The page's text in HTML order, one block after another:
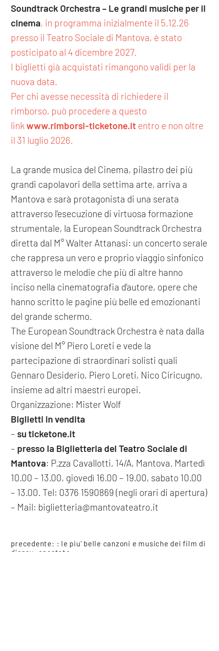
Soundtrack Orchestra – Le grandi musiche per il
cinema, in programma inizialmente il 5.12.26
presso il Teatro Sociale di Mantova, è stato
posticipato al 4 dicembre 2027.
I biglietti già acquistati rimangono validi per la
nuova data.
Per chi avesse necessità di richiedere il
rimborso, può procedere a questo
linkwww.rimborsi-ticketone.it entro e non oltre
il 31 luglio 2026.
La grande musica del Cinema, pilastro dei più
grandi capolavori della settima arte, arriva a
Mantova e sarà protagonista di una serata
attraverso l’esecuzione di virtuosa formazione
strumentale, la European Soundtrack Orchestra
diretta dal M° Walter Attanasi: un concerto serale
che rappresa un vero e proprio viaggio sinfonico
attraverso le melodie che più di altre hanno
inciso nella cinematografia d’autore, opere che
hanno scritto le pagine più belle ed emozionanti
del grande schermo.
The European Soundtrack Orchestra è nata dalla
visione del M° Piero Loreti e vede la
partecipazione di straordinari solisti quali
Gennaro Desiderio, Piero Loreti, Nico Ciricugno,
insieme ad altri maestri europei.
Organizzazione: Mister Wolf
Biglietti in vendita
–su ticketone.it
– presso la Biglietteria del Teatro Sociale di
Mantova: P.zza Cavallotti, 14/A, Mantova. Martedì
10.00 – 13.00, giovedì 16.00 – 19.00, sabato 10.00
– 13.00. Tel: 0376 1590869 (negli orari di apertura)
– Mail: biglietteria@mantovateatro.it
precedente: : le piu' belle canzoni e musiche dei film di
disney -spostato